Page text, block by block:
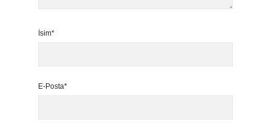
İsim*
E-Posta*